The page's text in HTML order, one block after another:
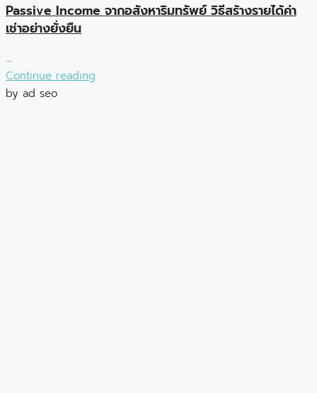
Passive Income จากอสังหาริมทรัพย์ วิธีสร้างรายได้ค่า
เช่าอย่างยั่งยืน
...
Continue reading
by ad seo